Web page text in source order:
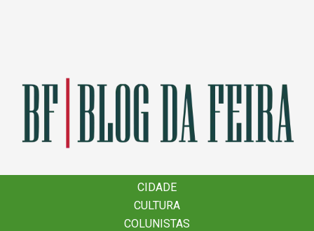
CIDADE
CULTURA
COLUNISTAS
CIDADE
CULTURA
COLUNISTAS